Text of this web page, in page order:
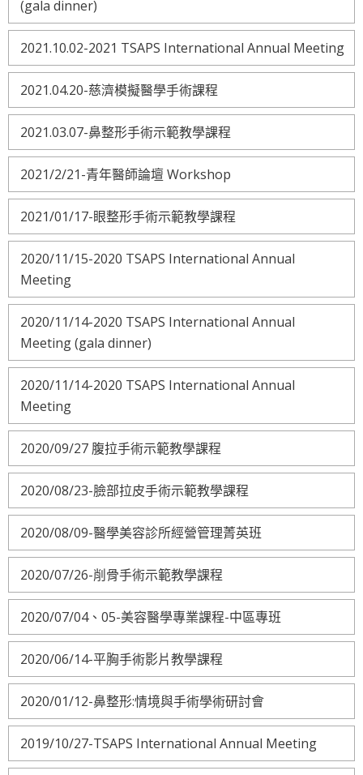
(gala dinner)
2021.10.02-2021 TSAPS International Annual Meeting
2021.04.20-慈濟模擬醫學手術課程
2021.03.07-鼻整形手術示範教學課程
2021/2/21-青年醫師論壇 Workshop
2021/01/17-眼整形手術示範教學課程
2020/11/15-2020 TSAPS International Annual
Meeting
2020/11/14-2020 TSAPS International Annual
Meeting (gala dinner)
2020/11/14-2020 TSAPS International Annual
Meeting
2020/09/27 腹拉手術示範教學課程
2020/08/23-臉部拉皮手術示範教學課程
2020/08/09-醫學美容診所經營管理菁英班
2020/07/26-削骨手術示範教學課程
2020/07/04、05-美容醫學專業課程-中區專班
2020/06/14-平胸手術影片教學課程
2020/01/12-鼻整形:情境與手術學術研討會
2019/10/27-TSAPS International Annual Meeting